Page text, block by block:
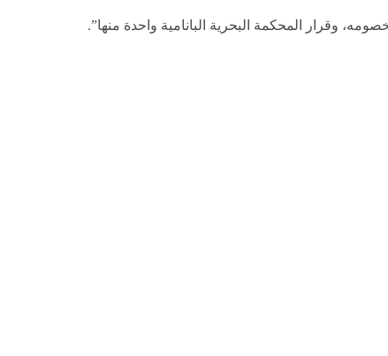
وقرار المحكمة البحرية البانامية واحدة منها”.